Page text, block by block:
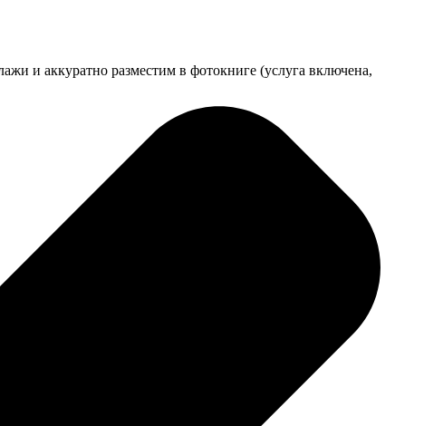
и аккуратно разместим в фотокниге (услуга включена,